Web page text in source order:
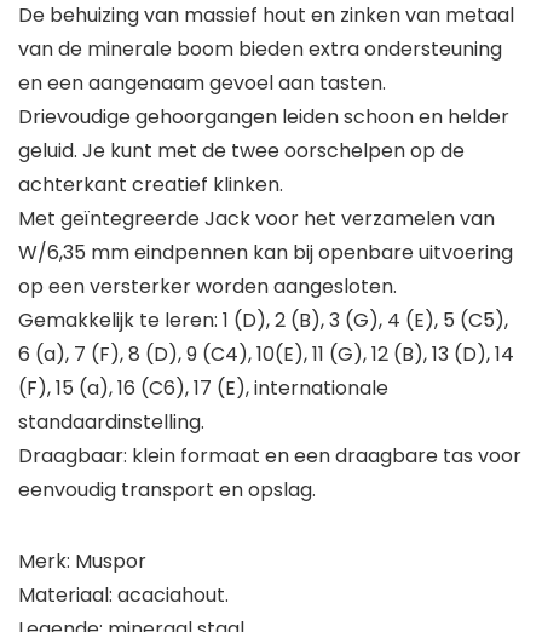
De behuizing van massief hout en zinken van metaal
van de minerale boom bieden extra ondersteuning
en een aangenaam gevoel aan tasten.
Drievoudige gehoorgangen leiden schoon en helder
geluid. Je kunt met de twee oorschelpen op de
achterkant creatief klinken.
Met geïntegreerde Jack voor het verzamelen van
W/6,35 mm eindpennen kan bij openbare uitvoering
op een versterker worden aangesloten.
Gemakkelijk te leren: 1 (D), 2 (B), 3 (G), 4 (E), 5 (C5),
6 (a), 7 (F), 8 (D), 9 (C4), 10(E), 11 (G), 12 (B), 13 (D), 14
(F), 15 (a), 16 (C6), 17 (E), internationale
standaardinstelling.
Draagbaar: klein formaat en een draagbare tas voor
eenvoudig transport en opslag.
Merk: Muspor
Materiaal: acaciahout.